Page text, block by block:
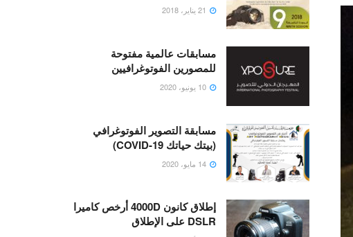
مسابقات عالمية مفتوحة
للمصورين الفوتوغرافيين
مسابقة التصوير الفوتوغرافي
(بيتك حياتك COVID-19)
إطلاق كانون 4000D أرخص كاميرا
DSLR على الإطلاق